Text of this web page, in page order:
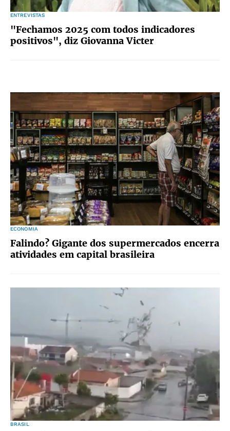
ENTREVISTAS
"Fechamos 2025 com todos indicadores
positivos", diz Giovanna Victer
ECONOMIA
Falindo? Gigante dos supermercados encerra
atividades em capital brasileira
BRASIL